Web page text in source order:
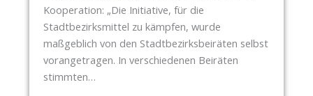
E
M
A
R
2
Kooperation: „Die Initiative, für die
Stadtbezirksmittel zu kämpfen, wurde
maßgeblich von den Stadtbezirksbeiräten selbst
vorangetragen. In verschiedenen Beiräten
stimmten…